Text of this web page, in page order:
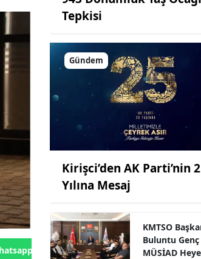
Gönder
Tepkisi
Gündem
Kirişci’den AK Parti’nin
Yılına Mesaj
KMTSO
Buluntu Genç
MÜSİAD